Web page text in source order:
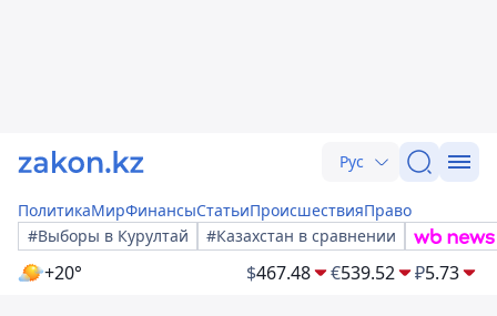
Рус
ПолитикаМирФинансыСтатьиПроисшествияПраво
#Выборы в Курултай
#Казахстан в сравнении
+20° $467.48 €539.52 ₽5.73